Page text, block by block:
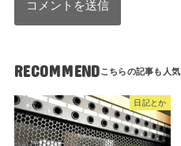
RECOMMEND
日記とか